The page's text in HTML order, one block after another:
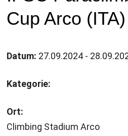
Cup Arco (ITA)
Datum: 27.09.2024 -
Kategorie:
Ort:
Climbing Stadium Arco